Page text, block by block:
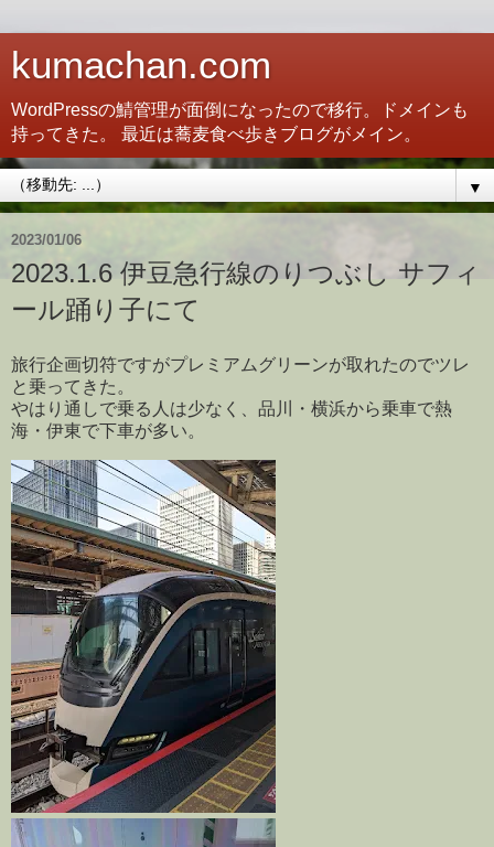
kumachan.com
WordPressの鯖管理が面倒になったので移行。ドメインも
持ってきた。 最近は蕎麦食べ歩きブログがメイン。
▼
2023/01/06
2023.1.6 伊豆急行線のりつぶし サフィ
ール踊り子にて
旅行企画切符ですがプレミアムグリーンが取れたのでツレ
と乗ってきた。
やはり通しで乗る人は少なく、品川・横浜から乗車で熱
海・伊東で下車が多い。